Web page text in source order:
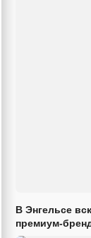
В Энгельсе
премиум-